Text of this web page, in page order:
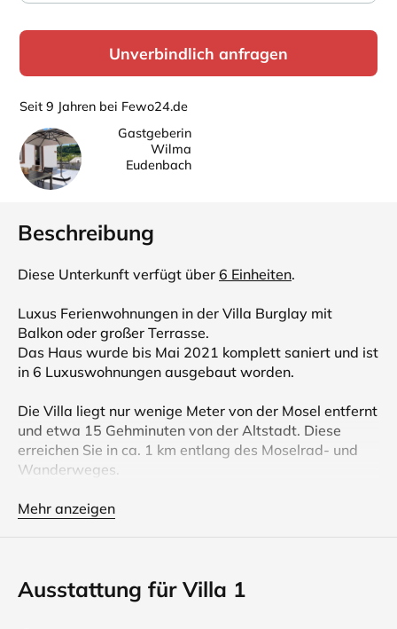
Unverbindlich anfragen
Seit 9 Jahren bei Fewo24.de
Gastgeberin
Wilma
Eudenbach
Beschreibung
Diese Unterkunft verfügt über 6 Einheiten.
Luxus Ferienwohnungen in der Villa Burglay mit
Balkon oder großer Terrasse.
Das Haus wurde bis Mai 2021 komplett saniert und ist
in 6 Luxuswohnungen ausgebaut worden.
Die Villa liegt nur wenige Meter von der Mosel entfernt
und etwa 15 Gehminuten von der Altstadt. Diese
erreichen Sie in ca. 1 km entlang des Moselrad- und
Wanderweges.
Villa 1 und 2 verfügen über eine Privatsauna in der
Hier verwöhnen Sie sich mit höchstem Komfort.
Alle Wohnungen haben kostenlosen W-Lan Anschluss.
Mehr anzeigen
Ausstattung für Villa 1